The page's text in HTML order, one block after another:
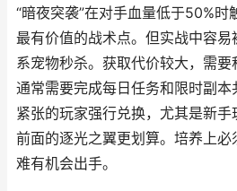
“暗夜突袭”在对手血量低于50%时
最有价值的战术点。但实战中容
系宠物秒杀。获取代价较大，需要
通常需要完成每日任务和限时副
紧张的玩家强行兑换，尤其是新
前面的逐光之翼更划算。培养上必
难有机会出手。